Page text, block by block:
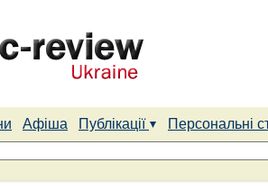
Афіша Публікації
Персональні